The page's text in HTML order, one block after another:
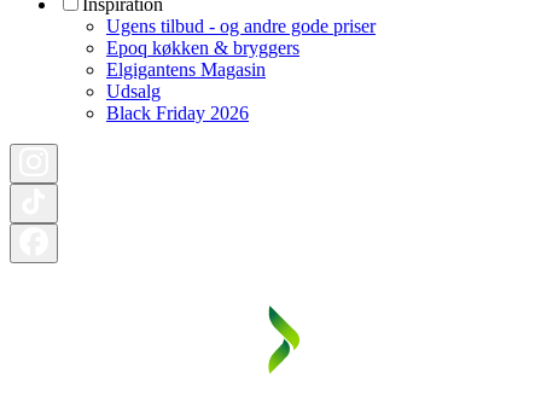
Inspiration
Ugens tilbud - og andre gode priser
Epoq køkken & bryggers
Elgigantens Magasin
Udsalg
Black Friday 2026